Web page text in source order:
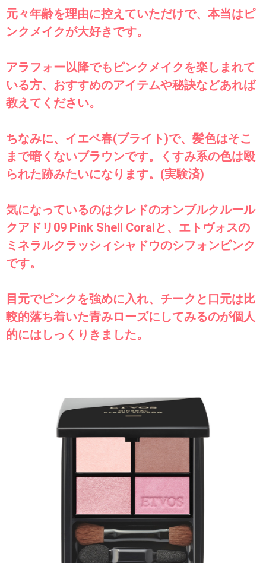
元々年齢を理由に控えていただけで、本当はピ
ンクメイクが大好きです。
アラフォー以降でもピンクメイクを楽しまれて
いる方、おすすめのアイテムや秘訣などあれば
教えてください。
ちなみに、イエベ春(ブライト)で、髪色はそこ
まで暗くないブラウンです。くすみ系の色は殴
られた跡みたいになります。(実験済)
気になっているのはクレドのオンブルクルール
クアドリ09 Pink Shell Coralと、エトヴォスの
ミネラルクラッシィシャドウのシフォンピンク
です。
目元でピンクを強めに入れ、チークと口元は比
較的落ち着いた青みローズにしてみるのが個人
的にはしっくりきました。